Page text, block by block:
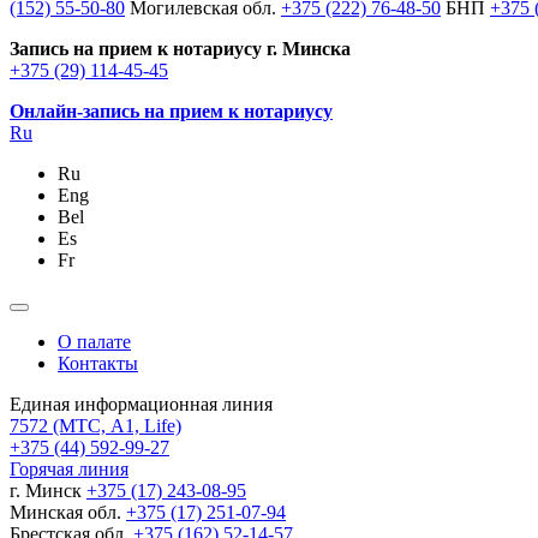
(152) 55-50-80 Могилевская обл. +375 (222) 76-48-50 БНП +375
Запись на прием к нотариусу г. Минска
+375 (29) 114-45-45
Онлайн-запись на прием к нотариусу
Ru
Ru
Eng
Bel
Es
Fr
О палате
Контакты
Единая информационная линия
7572 (МТС, A1, Life)
+375 (44) 592-99-27
Горячая линия
г. Минск +375 (17) 243-08-95
Минская обл. +375 (17) 251-07-94
Брестская обл. +375 (162) 52-14-57